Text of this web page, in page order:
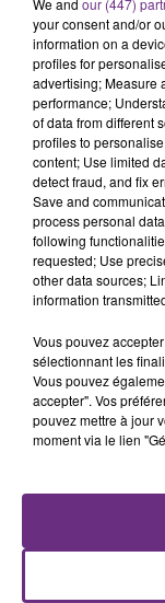
rémois. Le
fermer ses
TITRES
5h30
5h30
BRUNO
24k
5h22
5h22
We and our (447)
your consent and/or
information on a
profiles for
advertising; Measure
performance;
of data from different
profiles to
content; Use limited
detect fraud, and fix
Save and
process personal
following
requested; Use
other data sources;
information
Vous pouvez
sélectionnant les
Vous pouvez
accepter". Vos
pouvez mettre à jour
moment via le lien